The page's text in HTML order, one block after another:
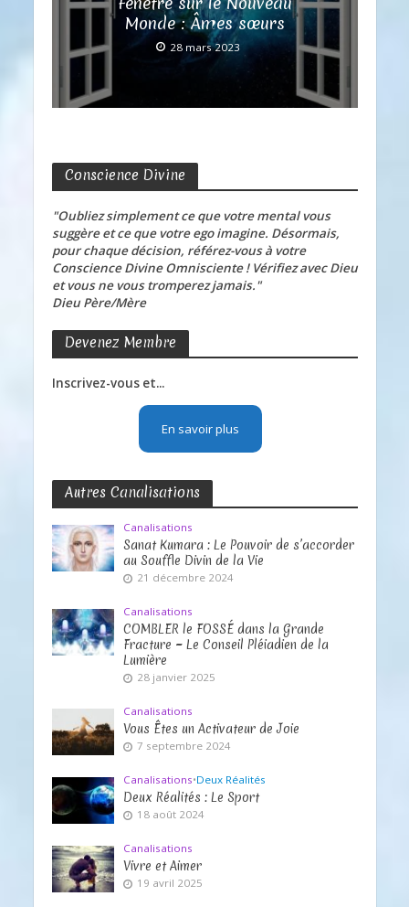
Monde : Âmes sœurs
28 mars 2023
Conscience Divine
"Oubliez simplement ce que votre mental vous
suggère et ce que votre ego imagine. Désormais,
pour chaque décision, référez-vous à votre
Conscience Divine Omnisciente ! Vérifiez avec Dieu
et vous ne vous tromperez jamais."
Dieu Père/Mère
Devenez Membre
Inscrivez-vous et...
En savoir plus
Autres Canalisations
Canalisations
Sanat Kumara : Le Pouvoir de s’accorder
au Souffle Divin de la Vie
21 décembre 2024
Canalisations
COMBLER le FOSSÉ dans la Grande
Fracture ~ Le Conseil Pléiadien de la
Lumière
28 janvier 2025
Canalisations
Vous Êtes un Activateur de Joie
7 septembre 2024
Canalisations•Deux Réalités
Deux Réalités : Le Sport
18 août 2024
Canalisations
Vivre et Aimer
19 avril 2025